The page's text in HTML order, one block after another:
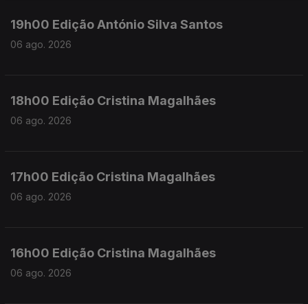
19h00 Edição António Silva Santos
06 ago. 2026
18h00 Edição Cristina Magalhães
06 ago. 2026
17h00 Edição Cristina Magalhães
06 ago. 2026
16h00 Edição Cristina Magalhães
06 ago. 2026